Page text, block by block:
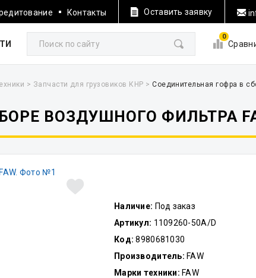
Контакты Оставить заявку
0
> Запчасти для грузовиков КНР >Соединительная гофра в
ВОЗДУШНОГО ФИЛЬТРА
Наличие: Под заказ
Артикул: 1109260-50A/D
Код: 8980681030
Производитель: FAW
Марки техники: FAW